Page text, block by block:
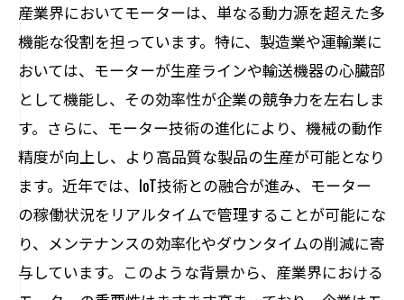
社会的課題解決に向けたモーターの可能
性
技術革新が可能にするモーターの電力消費最
適化
電力消費の最適化に向けたモーターの進
化
技術革新で実現するモーターの省エネ
電力消費削減と持続可能な未来の関係
最適化されたモーターのエネルギー管理
産業界においてモーターは、単なる動力源を超えた多
機能な役割を担っています。特に、製造業や運輸業に
おいては、モーターが生産ラインや輸送機器の心臓部
として機能し、その効率性が企業の競争力を左右しま
す。さらに、モーター技術の進化により、機械の動作
精度が向上し、より高品質な製品の生産が可能となり
ます。近年では、IoT技術との融合が進み、モーター
の稼働状況をリアルタイムで管理することが可能にな
り、メンテナンスの効率化やダウンタイムの削減に寄
与しています。このような背景から、産業界における